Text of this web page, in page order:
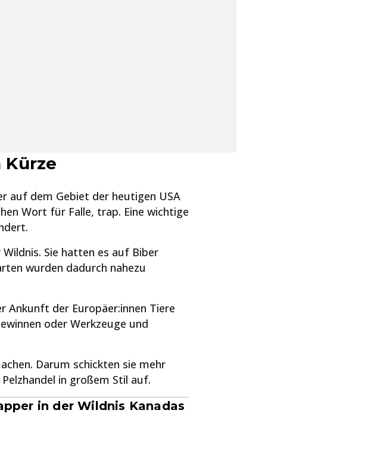
auf dem Gebiet der heutigen USA
Wort für Falle, trap. Eine wichtige
Sie hatten es auf Biber
wurden dadurch nahezu
Ankunft der Europäer:innen Tiere
oder Werkzeuge und
Darum schickten sie mehr
in großem Stil auf.
in der Wildnis Kanadas